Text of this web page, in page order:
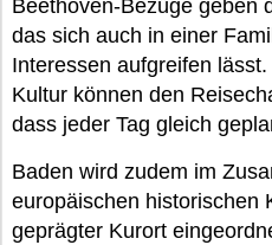
Beethoven-Bezüge geben
das sich auch in einer
Interessen aufgreifen
Kultur können den
dass jeder Tag gleich
Baden wird zudem im
europäischen historischen
geprägter Kurort